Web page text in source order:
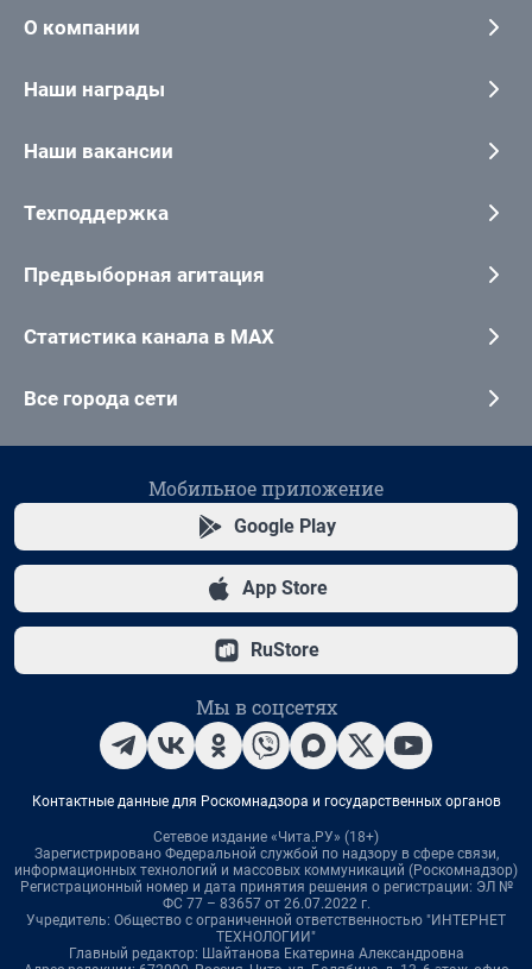
О компании
Наши награды
Наши вакансии
Техподдержка
Предвыборная агитация
Статистика канала в MAX
Все города сети
Мобильное приложение
Google Play
App Store
RuStore
Мы в соцсетях
Контактные данные для Роскомнадзора и государственных органов
Сетевое издание «Чита.РУ» (18+)
Зарегистрировано Федеральной службой по надзору в сфере связи,
информационных технологий и массовых коммуникаций (Роскомнадзор)
Регистрационный номер и дата принятия решения о регистрации: ЭЛ №
ФС 77 – 83657 от 26.07.2022 г.
Учредитель: Общество с ограниченной ответственностью "ИНТЕРНЕТ
ТЕХНОЛОГИИ"
Главный редактор: Шайтанова Екатерина Александровна